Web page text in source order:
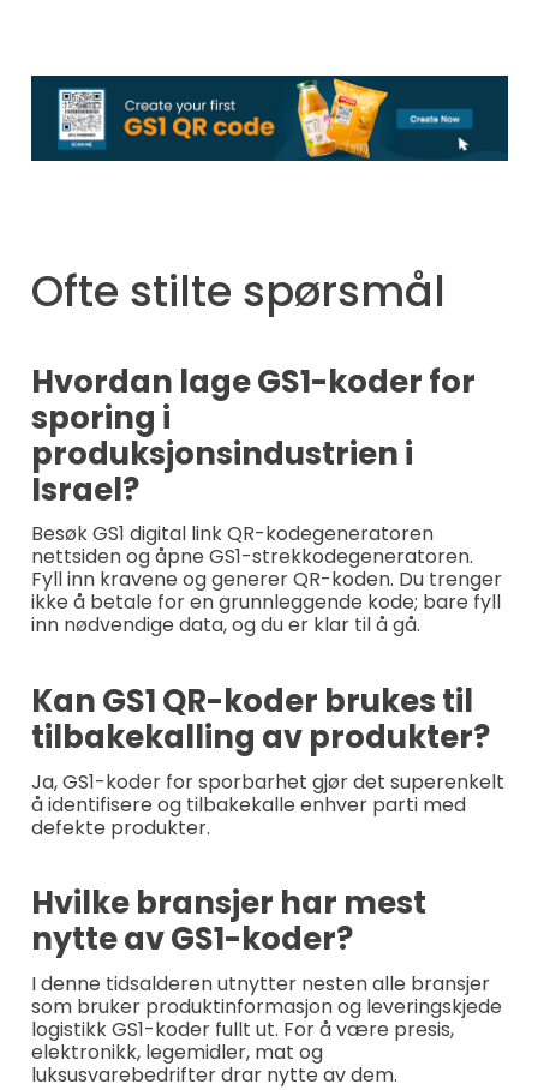
Ofte stilte spørsmål
Hvordan lage GS1-koder for
sporing i
produksjonsindustrien i
Israel?
Besøk GS1 digital link QR-kodegeneratoren
nettsiden og åpne GS1-strekkodegeneratoren.
Fyll inn kravene og generer QR-koden. Du trenger
ikke å betale for en grunnleggende kode; bare fyll
inn nødvendige data, og du er klar til å gå.
Kan GS1 QR-koder brukes til
tilbakekalling av produkter?
Ja, GS1-koder for sporbarhet gjør det superenkelt
å identifisere og tilbakekalle enhver parti med
defekte produkter.
Hvilke bransjer har mest
nytte av GS1-koder?
I denne tidsalderen utnytter nesten alle bransjer
som bruker produktinformasjon og leveringskjede
logistikk GS1-koder fullt ut. For å være presis,
elektronikk, legemidler, mat og
luksusvarebedrifter drar nytte av dem.